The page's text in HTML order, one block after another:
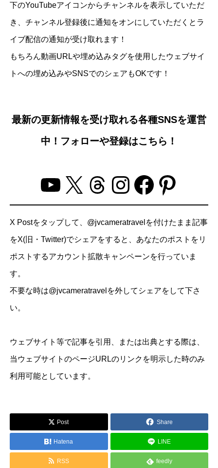
下のYouTubeアイコンからチャンネルを表示していただ
き、チャンネル登録後に通知をオンにしていただくとラ
イブ配信の通知が受け取れます！
もちろん動画URLや埋め込みタグを使用したウェブサイ
トへの埋め込みやSNSでのシェアもOKです！
最新の更新情報を受け取れる各種SNSを運営
中！フォローや登録はこちら！
YouTube
X Threads
Instagram
X Postをタップして、@jvcameratravelを付けたまま記事
をX(旧・Twitter)でシェアをすると、あなたのポストをリ
ポストするアカウント拡散キャンペーンを行っていま
す。
不要な時は@jvcameratravelを外してシェアをして下さ
い。
ウェブサイト等で記事を引用、または出典とする際は、
当ウェブサイトのページURLのリンクを明示した時のみ
利用可能としています。
Post Share
Hatena LINE
RSS feedly